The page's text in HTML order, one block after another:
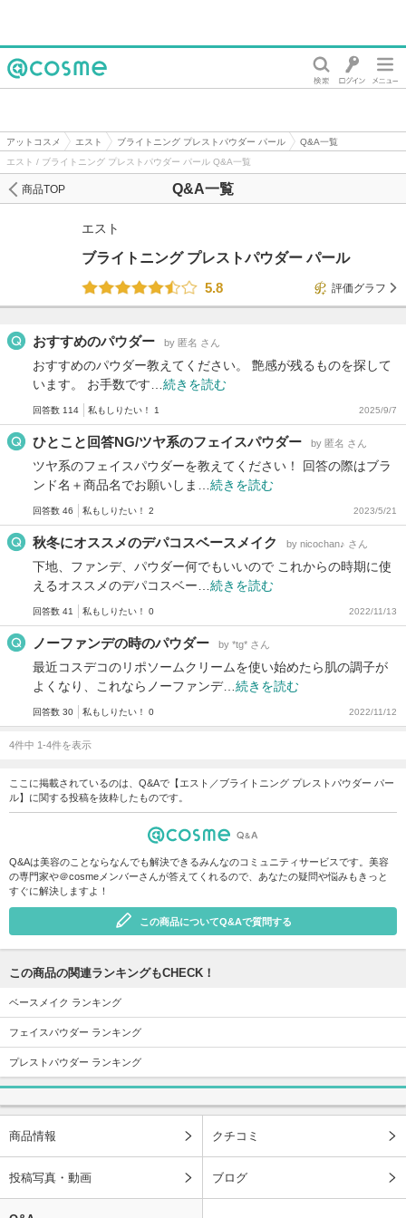
アットコスメ エスト ブライトニング プレストパウダー パール
Q&A一覧
エスト / ブライトニング プレストパウダー パール Q&A一覧
Q&A一覧
商品TOP
エスト
ブライトニング プレストパウダー パール
5.8
評価グラフ
おすすめのパウダー by 匿名 さん
おすすめのパウダー教えてください。 艶感が残るものを探して
います。 お手数です… 続きを読む
回答数 114 私もしりたい！ 1 2025/9/7
ひとこと回答NG/ツヤ系のフェイスパウダー by 匿名 さん
ツヤ系のフェイスパウダーを教えてください！ 回答の際はブラ
ンド名＋商品名でお願いしま… 続きを読む
回答数 46 私もしりたい！ 2 2023/5/21
秋冬にオススメのデパコスベースメイク by nicochan♪ さん
下地、ファンデ、パウダー何でもいいので これからの時期に使
えるオススメのデパコスベー… 続きを読む
回答数 41 私もしりたい！ 0 2022/11/13
ノーファンデの時のパウダー by *tg* さん
最近コスデコのリポソームクリームを使い始めたら肌の調子が
よくなり、これならノーファンデ… 続きを読む
回答数 30 私もしりたい！ 0 2022/11/12
4件中 1-4件を表示
ここに掲載されているのは、Q&Aで【エスト／ブライトニング プレストパウダー パー
ル】に関する投稿を抜粋したものです。
Q&Aは美容のことならなんでも解決できるみんなのコミュニティサービスです。美容
の専門家や＠cosmeメンバーさんが答えてくれるので、あなたの疑問や悩みもきっと
すぐに解決しますよ！
この商品についてQ&Aで質問する
この商品の関連ランキングもCHECK！
ベースメイク ランキング
フェイスパウダー ランキング
プレストパウダー ランキング
商品情報 クチコミ
投稿写真・動画 ブログ